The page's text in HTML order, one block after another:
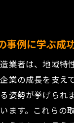
駒ケ原
最新動
地域の
未来の
事例に学ぶ成
業者は、地域
業の成長を支
姿勢が挙げら
ます。これらの